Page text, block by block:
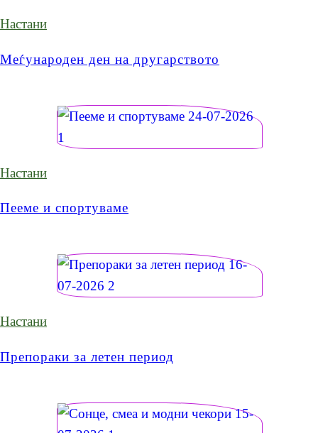
Настани
Меѓународен ден на другарството
Настани
Пееме и спортуваме
Настани
Препораки за летен период